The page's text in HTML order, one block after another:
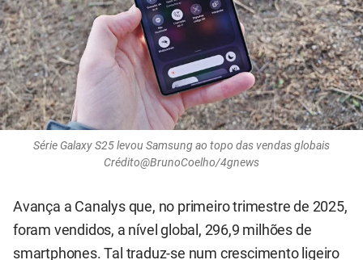
Série Galaxy S25 levou Samsung ao topo das vendas globais
Crédito@BrunoCoelho/4gnews
Avança a Canalys que, no primeiro trimestre de 2025,
foram vendidos, a nível global, 296,9 milhões de
smartphones. Tal traduz-se num crescimento ligeiro